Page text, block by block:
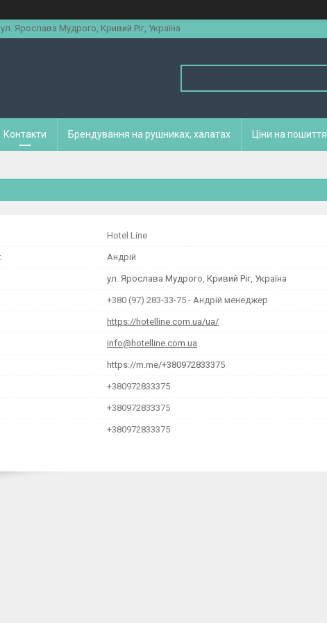
ул. Ярослава Мудрого, Кривий Ріг, Україна
Контакти Брендування на рушниках, халатах Ціни на пошиття
Hotel Line
Андрій
ул. Ярослава Мудрого, Кривий Ріг, Україна
+380 (97) 283-33-75 Андрій менеджер
https://hotelline.com.ua/ua/
info@hotelline.com.ua
https://m.me/+380972833375
+380972833375
+380972833375
+380972833375